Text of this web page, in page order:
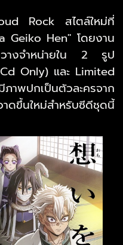
Rock สไตล์ใหม่ที่
Geiko Hen" โดยงาน
วางจำหน่ายใน 2 รูป
Only) และ Limited
พปกเป็นตัวละครจาก
ขึ้นใหม่สำหรับซีดีชุดนี้